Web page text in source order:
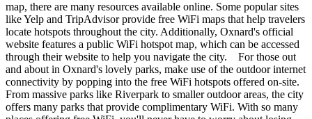
map, there are many resources available online. Some popular sites
like Yelp and TripAdvisor provide free WiFi maps that help travelers
locate hotspots throughout the city. Additionally, Oxnard's official
website features a public WiFi hotspot map, which can be accessed
through their website to help you navigate the city. For those out
and about in Oxnard's lovely parks, make use of the outdoor internet
connectivity by popping into the free WiFi hotspots offered on-site.
From massive parks like Riverpark to smaller outdoor areas, the city
offers many parks that provide complimentary WiFi. With so many